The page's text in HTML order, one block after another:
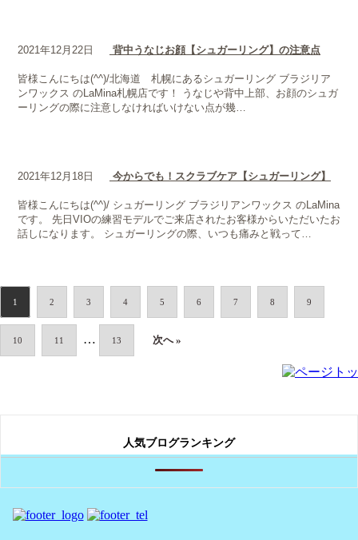
2021年12月22日 背中うなじお顔【シュガーリング】の注意点
皆様こんにちは(^^)/北海道 札幌にあるシュガーリング ブラジリア
ンワックス のLaMina札幌店です！ うなじや背中上部、お顔のシュガ
ーリングの際に注意しなければいけない点が幾…
2021年12月18日 今からでも！スクラブケア【シュガーリング】
皆様こんにちは(^^)/ シュガーリング ブラジリアンワックス のLaMina
です。 先日VIOの練習モデルでご来店されたお客様からいただいたお
話しになります。 シュガーリングの際、いつも痛みと戦って…
1 2 3 4 5 6 7 8 9
10 11 … 13 次へ »
人気ブログランキング